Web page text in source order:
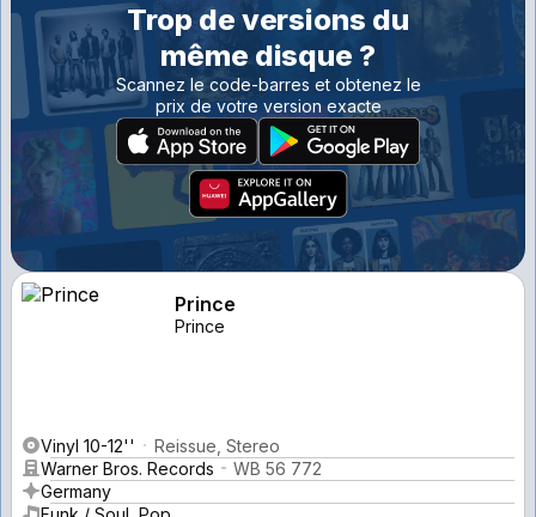
Trop de versions du
même disque ?
Scannez le code-barres et obtenez le
prix de votre version exacte
Prince
Prince
Vinyl 10-12''
Reissue, Stereo
Warner Bros. Records
WB 56 772
Germany